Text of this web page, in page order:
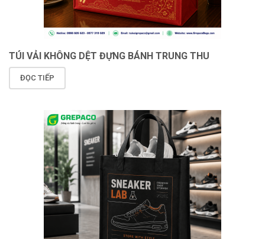
TÚI VẢI KHÔNG DỆT ĐỰNG BÁNH TRUNG THU
ĐỌC TIẾP